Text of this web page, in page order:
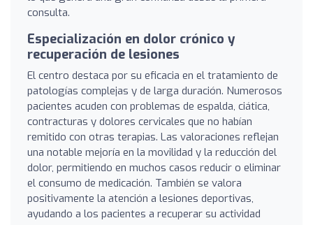
consulta.
Especialización en dolor crónico y
recuperación de lesiones
El centro destaca por su eficacia en el tratamiento de
patologías complejas y de larga duración. Numerosos
pacientes acuden con problemas de espalda, ciática,
contracturas y dolores cervicales que no habían
remitido con otras terapias. Las valoraciones reflejan
una notable mejoría en la movilidad y la reducción del
dolor, permitiendo en muchos casos reducir o eliminar
el consumo de medicación. También se valora
positivamente la atención a lesiones deportivas,
ayudando a los pacientes a recuperar su actividad